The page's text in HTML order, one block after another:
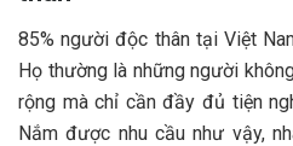
85% người độc thân tại Việt
Họ thường là những người
rộng mà chỉ cần đầy đủ tiện
Nắm được nhu cầu như vậy,